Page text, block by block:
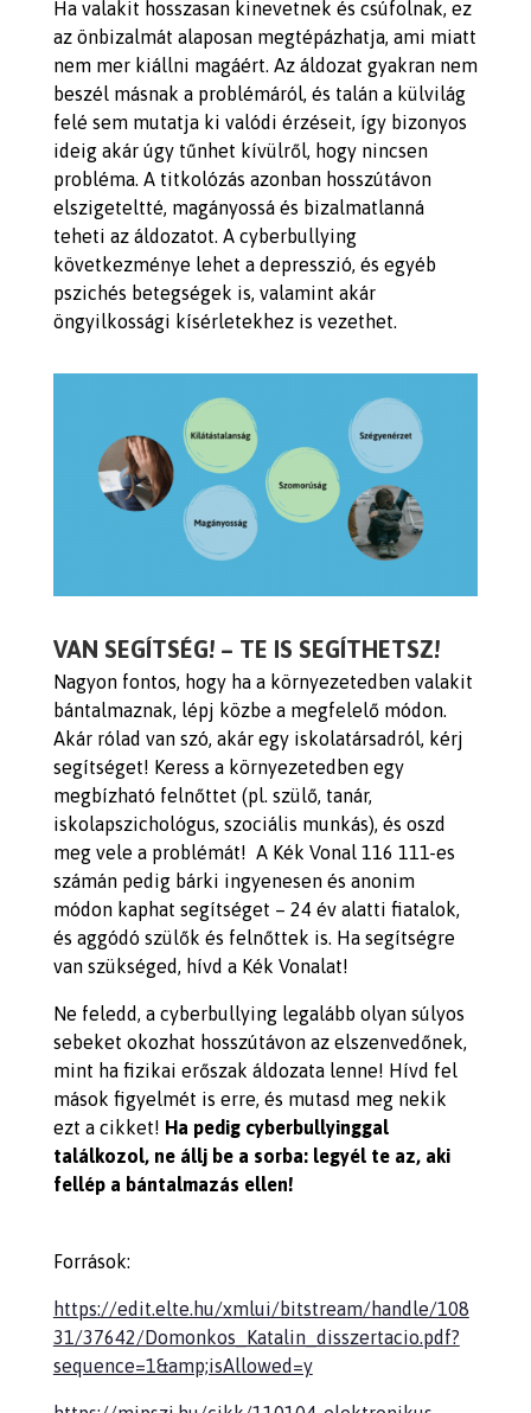
Ha valakit hosszasan kinevetnek és csúfolnak, ez
az önbizalmát alaposan megtépázhatja, ami miatt
nem mer kiállni magáért. Az áldozat gyakran nem
beszél másnak a problémáról, és talán a külvilág
felé sem mutatja ki valódi érzéseit, így bizonyos
ideig akár úgy tűnhet kívülről, hogy nincsen
probléma. A titkolózás azonban hosszútávon
elszigeteltté, magányossá és bizalmatlanná
teheti az áldozatot. A cyberbullying
következménye lehet a depresszió, és egyéb
pszichés betegségek is, valamint akár
öngyilkossági kísérletekhez is vezethet.
VAN SEGÍTSÉG! – TE IS SEGÍTHETSZ!
Nagyon fontos, hogy ha a környezetedben valakit
bántalmaznak, lépj közbe a megfelelő módon.
Akár rólad van szó, akár egy iskolatársadról, kérj
segítséget! Keress a környezetedben egy
megbízható felnőttet (pl. szülő, tanár,
iskolapszichológus, szociális munkás), és oszd
meg vele a problémát! A Kék Vonal 116 111-es
számán pedig bárki ingyenesen és anonim
módon kaphat segítséget – 24 év alatti fiatalok,
és aggódó szülők és felnőttek is. Ha segítségre
van szükséged, hívd a Kék Vonalat!
Ne feledd, a cyberbullying legalább olyan súlyos
sebeket okozhat hosszútávon az elszenvedőnek,
mint ha fizikai erőszak áldozata lenne! Hívd fel
mások figyelmét is erre, és mutasd meg nekik
ezt a cikket! Ha pedig cyberbullyinggal
találkozol, ne állj be a sorba: legyél te az, aki
fellép a bántalmazás ellen!
Források:
https://edit.elte.hu/xmlui/bitstream/handle/108
31/37642/Domonkos_Katalin_disszertacio.pdf?
sequence=1&amp;isAllowed=y